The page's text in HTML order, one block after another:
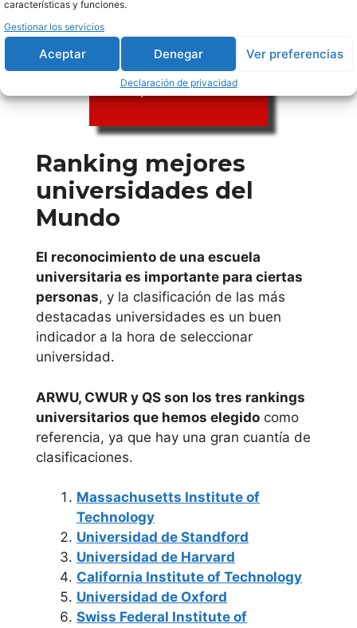
características y funciones.
Gestionar los servicios
Aceptar Denegar Ver preferencias
Declaración de privacidad
Universidad
Complutense de
Madrid
Universidad a
Distancia de
Madrid
Universidad
Madrid
Universidad
Francisco de
Universidad
Nacional de
Educación a
Distancia U.N.E.D
Universidad
Politécnica de
Madrid
Universidad
Pontificia
mecanica
online
Españolas
Escuela
Europea de
Dirección y
Universidad
de Zaragoza
(UNIZAR)
Universidad
online de
IMF Business
School
Ranking mejores
universidades del
Mundo
El reconocimiento de una escuela
universitaria es importante para ciertas
personas, y la clasificación de las más
destacadas universidades es un buen
indicador a la hora de seleccionar
universidad.
ARWU, CWUR y QS son los tres rankings
universitarios que hemos elegido como
referencia, ya que hay una gran cuantía de
clasificaciones.
Massachusetts Institute of
Technology
Universidad de Standford
Universidad de Harvard
California Institute of Technology
Universidad de Oxford
Swiss Federal Institute of